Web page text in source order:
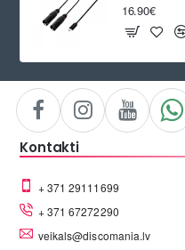
16.90€
Kontakti
+ 371 29111699
+ 371 67272290
veikals@discomania.lv